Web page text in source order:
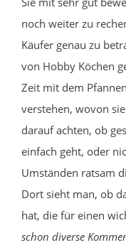
noch weiter zu
Käufer genau zu
von Hobby Köchen
Zeit mit dem
verstehen, wovon
darauf achten, ob
einfach geht, oder
Umständen ratsam
Dort sieht man, ob
hat, die für einen
schon diverse